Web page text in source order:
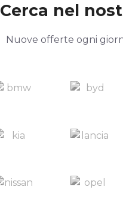
Cerca nel
Nuove offerte ogni